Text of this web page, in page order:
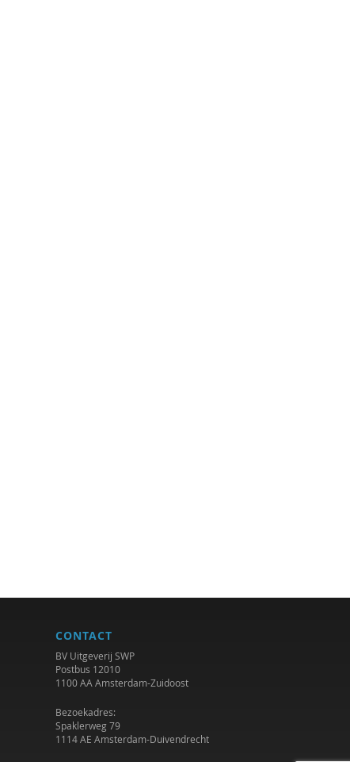
CONTACT
BV Uitgeverij SWP
Postbus 12010
1100 AA Amsterdam-Zuidoost
Bezoekadres:
Spaklerweg 79
1114 AE Amsterdam-Duivendrecht